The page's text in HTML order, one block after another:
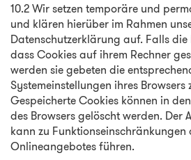
10.2 Wir setzen temporäre und
und klären hierüber im Rahmen
Datenschutzerklärung auf. Falls
dass Cookies auf ihrem Rechner
werden sie gebeten die
Systemeinstellungen ihres Browsers
Gespeicherte Cookies können in
des Browsers gelöscht werden. Der
kann zu Funktionseinschränkungen
Onlineangebotes führen.